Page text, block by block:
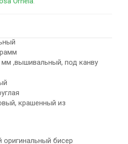
мм ,вышивальный, под канву
крашенный из
оригинальный бисер